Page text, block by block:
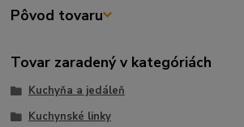
Pôvod tovaru
Tovar zaradený v kategóriách
Kuchyňa a jedáleň
Kuchynské linky